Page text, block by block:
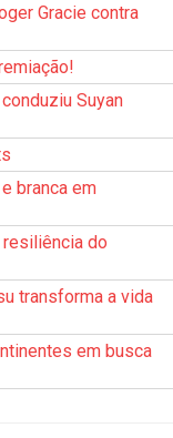
Gracie contra
Suyan
branca em
resiliência do
transforma a vida
em busca